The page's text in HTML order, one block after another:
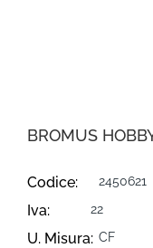
BROMUS
Codice: 2450621
Iva: 22
U. Misura: CF